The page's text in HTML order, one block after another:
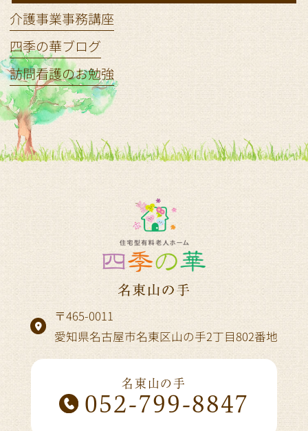
介護事業事務講座
四季の華ブログ
訪問看護のお勉強
〒465-0011
愛知県名古屋市名東区山の手2丁目802番地
名東山の手
052-799-8847